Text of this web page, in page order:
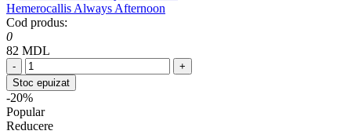
Hemerocallis Always Afternoon
Cod produs:
0
82 MDL
-
+
Stoc epuizat
-20%
Popular
Reducere